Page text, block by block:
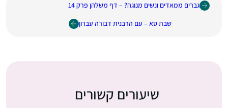
גברים ממאדים ונשים מנוגה? – דף משלהן פרק 14
שבת סא – עם הרבנית דבורה עברון
שיעורים קשורים